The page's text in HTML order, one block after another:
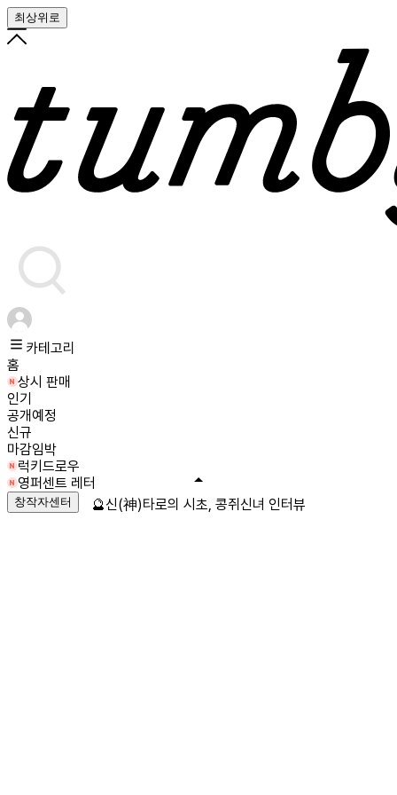
최상위로
카테고리
홈
상시 판매
인기
공개예정
신규
마감임박
럭키드로우
영퍼센트 레터
창작자센터 🔮신(神)타로의 시초, 콩쥐신녀 인터뷰